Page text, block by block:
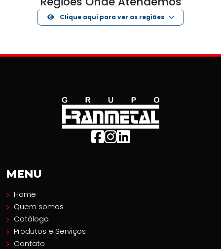
Clique aqui para ver as regiões
MENU
Home
Quem somos
Catálogo
Produtos e Serviços
Contato